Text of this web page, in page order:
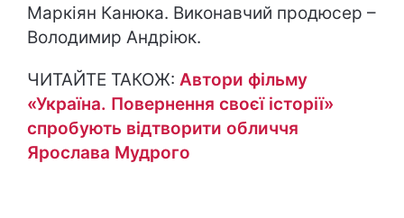
Маркіян Канюка. Виконавчий продюсер –
Володимир Андріюк.
ЧИТАЙТЕ ТАКОЖ: Автори фільму
«Україна. Повернення своєї історії»
спробують відтворити обличчя
Ярослава Мудрого